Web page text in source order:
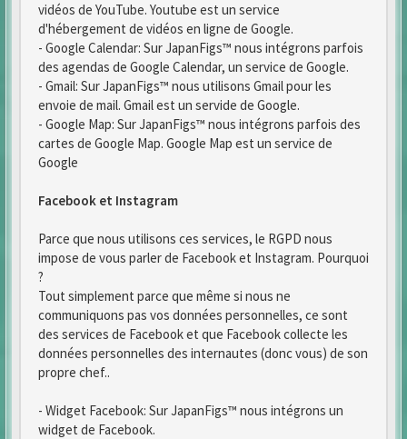
vidéos de YouTube. Youtube est un service
d'hébergement de vidéos en ligne de Google.
- Google Calendar: Sur JapanFigs™ nous intégrons parfois
des agendas de Google Calendar, un service de Google.
- Gmail: Sur JapanFigs™ nous utilisons Gmail pour les
envoie de mail. Gmail est un servide de Google.
- Google Map: Sur JapanFigs™ nous intégrons parfois des
cartes de Google Map. Google Map est un service de
Google
Facebook et Instagram
Parce que nous utilisons ces services, le RGPD nous
impose de vous parler de Facebook et Instagram. Pourquoi
?
Tout simplement parce que même si nous ne
communiquons pas vos données personnelles, ce sont
des services de Facebook et que Facebook collecte les
données personnelles des internautes (donc vous) de son
propre chef..
- Widget Facebook: Sur JapanFigs™ nous intégrons un
widget de Facebook.